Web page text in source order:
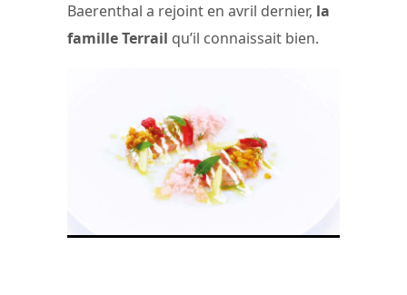
Baerenthal a rejoint en avril dernier, la
famille Terrail qu’il connaissait bien.